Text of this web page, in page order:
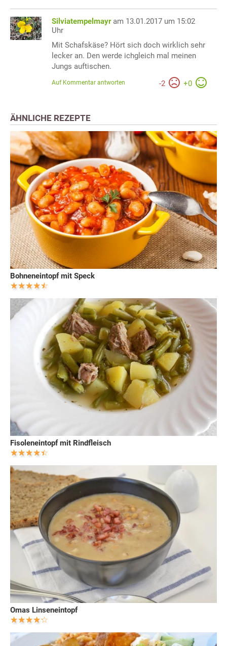
Silviatempelmayr am 13.01.2017 um 15:02
Uhr
Mit Schafskäse? Hört sich doch wirklich sehr
lecker an. Den werde ichgleich mal meinen
Jungs auftischen.
-2 +0
Auf Kommentar antworten
ÄHNLICHE REZEPTE
Bohneneintopf mit Speck
Fisoleneintopf mit Rindfleisch
Omas Linseneintopf